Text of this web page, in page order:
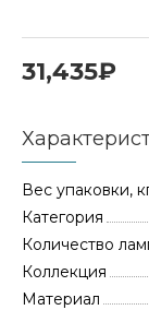
31,435₽
Вес упаковки,
Категория
Количество
Коллекция
Материал